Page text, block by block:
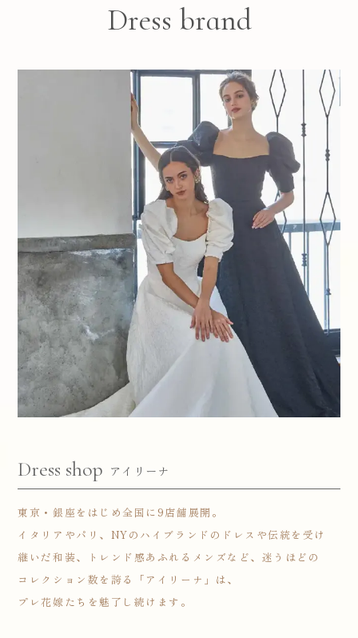
Dress brand
Dress shop アイリーナ
東京・銀座をはじめ全国に9店舗展開。
イタリアやパリ、NYのハイブランドのドレスや伝統を受け
継いだ和装、トレンド感あふれるメンズなど、迷うほどの
コレクション数を誇る「アイリーナ」は、
プレ花嫁たちを魅了し続けます。